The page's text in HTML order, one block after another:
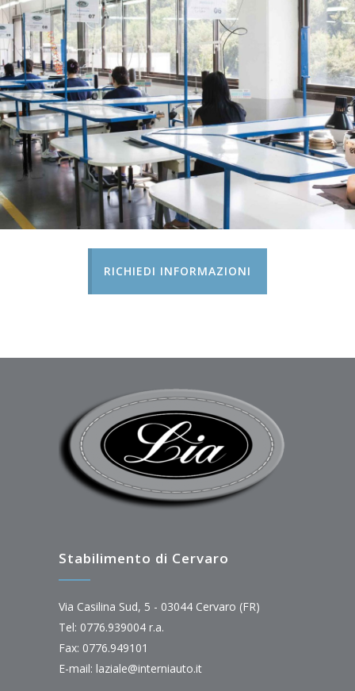
RICHIEDI INFORMAZIONI
Stabilimento di Cervaro
Via Casilina Sud, 5 - 03044 Cervaro (FR)
Tel: 0776.939004 r.a.
Fax: 0776.949101
E-mail: laziale@interniauto.it